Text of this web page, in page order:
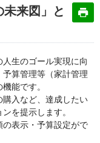
来図」と
人生のゴール実現に向
算管理等（家計管理
能です。
購入など、達成したい
を提示します。
表示・予算設定がで